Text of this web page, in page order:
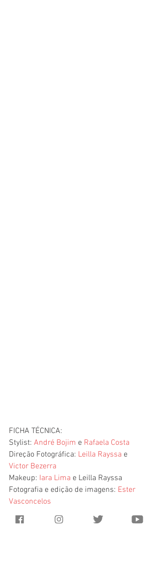
FICHA TÉCNICA:
Stylist: André Bojim e Rafaela Costa
Direção Fotográfica: Leilla Rayssa e
Victor Bezerra
Makeup: Iara Lima e Leilla Rayssa
Fotografia e edição de imagens: Ester
Vasconcelos
Produção: Rafaela Costa e Victor Bezerra
Modelos: André Bojim e Rafaela Costa